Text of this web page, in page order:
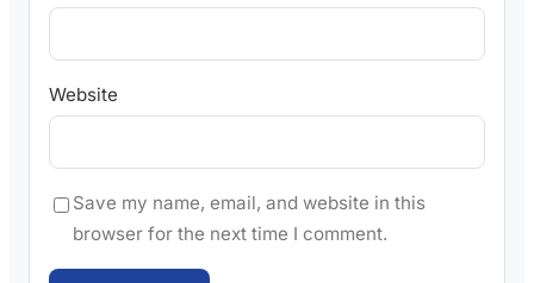
Website
Save my name, email, and website in this
browser for the next time I comment.